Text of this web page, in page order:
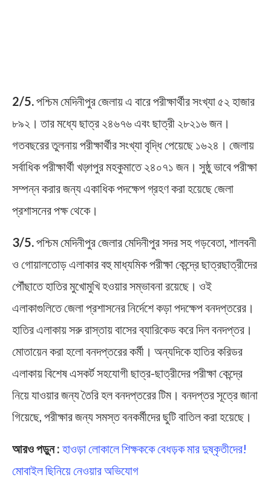
2/5.পশ্চিম মেদিনীপুর জেলায় এ বারে পরীক্ষার্থীর সংখ্যা ৫২ হাজার
৮৯২। তার মধ্যে ছাত্র ২৪৬৭৬ এবং ছাত্রী ২৮২১৬ জন।
গতবছরের তুলনায় পরীক্ষার্থীর সংখ্যা বৃদ্ধি পেয়েছে ১৬২৪। জেলায়
সর্বাধিক পরীক্ষার্থী খড়্গপুর মহকুমাতে ২৪০৭১ জন। সুষ্ঠু ভাবে পরীক্ষা
সম্পন্ন করার জন্য একাধিক পদক্ষেপ গ্রহণ করা হয়েছে জেলা
প্রশাসনের পক্ষ থেকে।
3/5.পশ্চিম মেদিনীপুর জেলার মেদিনীপুর সদর সহ গড়বেতা, শালবনী
ও গোয়ালতোড় এলাকার বহু মাধ্যমিক পরীক্ষা কেন্দ্রে ছাত্রছাত্রীদের
পৌঁছাতে হাতির মুখোমুখি হওয়ার সম্ভাবনা রয়েছে। ওই
এলাকাগুলিতে জেলা প্রশাসনের নির্দেশে কড়া পদক্ষেপ বনদপ্তরের।
হাতির এলাকায় সরু রাস্তায় বাসের ব্যারিকেড করে দিল বনদপ্তর।
মোতায়েন করা হলো বনদপ্তরের কর্মী। অন্যদিকে হাতির করিডর
এলাকায় বিশেষ এসকর্ট সহযোগী ছাত্র-ছাত্রীদের পরীক্ষা কেন্দ্রে
নিয়ে যাওয়ার জন্য তৈরি হল বনদপ্তরের টিম। বনদপ্তর সূত্রে জানা
গিয়েছে, পরীক্ষার জন্য সমস্ত বনকর্মীদের ছুটি বাতিল করা হয়েছে।
আরও পড়ুন : হাওড়া লোকালে শিক্ষককে বেধড়ক মার দুষ্কৃতীদের!
মোবাইল ছিনিয়ে নেওয়ার অভিযোগ